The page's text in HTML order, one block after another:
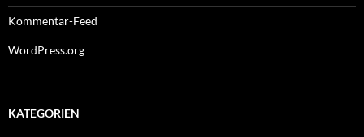
Kommentar-Feed
WordPress.org
KATEGORIEN